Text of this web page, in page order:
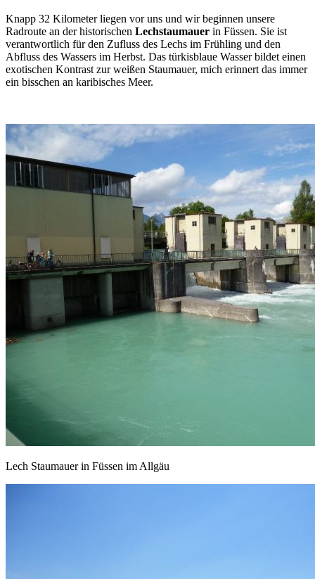
Knapp 32 Kilometer liegen vor uns und wir beginnen unsere
Radroute an der historischen Lechstaumauer in Füssen. Sie ist
verantwortlich für den Zufluss des Lechs im Frühling und den
Abfluss des Wassers im Herbst. Das türkisblaue Wasser bildet einen
exotischen Kontrast zur weißen Staumauer, mich erinnert das immer
ein bisschen an karibisches Meer.
Lech Staumauer in Füssen im Allgäu